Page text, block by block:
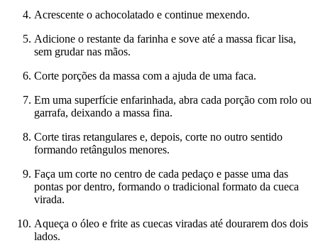
Acrescente o achocolatado e continue mexendo.
Adicione o restante da farinha e sove até a massa ficar lisa,
sem grudar nas mãos.
Corte porções da massa com a ajuda de uma faca.
Em uma superfície enfarinhada, abra cada porção com rolo ou
garrafa, deixando a massa fina.
Corte tiras retangulares e, depois, corte no outro sentido
formando retângulos menores.
Faça um corte no centro de cada pedaço e passe uma das
pontas por dentro, formando o tradicional formato da cueca
virada.
Aqueça o óleo e frite as cuecas viradas até dourarem dos dois
lados.